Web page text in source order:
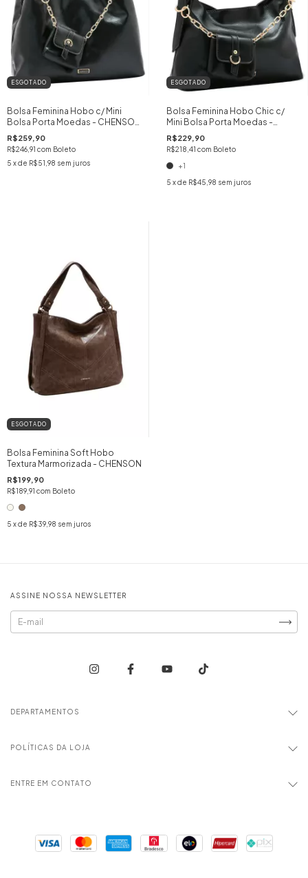
ESGOTADO
Bolsa Feminina Hobo c/ Mini
Bolsa Porta Moedas - CHENSON
cor:PRETO
R$259,90
R$246,91 com Boleto
5 x de R$51,98 sem juros
ESGOTADO
Bolsa Feminina Hobo Chic c/
Mini Bolsa Porta Moedas -
CHENSON
R$229,90
R$218,41 com Boleto
+1
5 x de R$45,98 sem juros
ESGOTADO
Bolsa Feminina Soft Hobo
Textura Marmorizada - CHENSON
R$199,90
R$189,91 com Boleto
5 x de R$39,98 sem juros
ASSINE NOSSA NEWSLETTER
DEPARTAMENTOS
POLÍTICAS DA LOJA
ENTRE EM CONTATO